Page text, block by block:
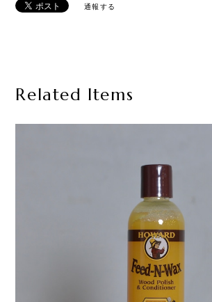
通報する
Related Items